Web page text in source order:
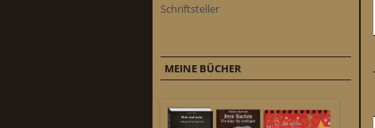
Schriftsteller
MEINE BÜCHER